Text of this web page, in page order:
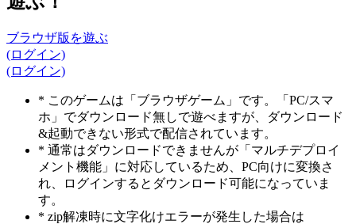
ブラウザ版を遊ぶ
(ログイン)
(ログイン)
* このゲームは「ブラウザゲーム」です。「PC/スマ
ホ」でダウンロード無しで遊べますが、ダウンロード
&起動できない形式で配信されています。
* 通常はダウンロードできませんが「マルチデプロイ
メント機能」に対応しているため、PC向けに変換さ
れ、ログインするとダウンロード可能になっていま
す。
* zip解凍時に文字化けエラーが発生した場合は